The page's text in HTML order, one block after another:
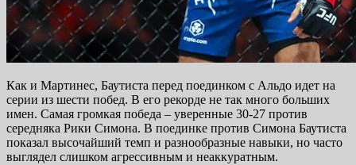
Как и Мартинес, Баутиста перед поединком с Альдо идет на
серии из шести побед. В его рекорде не так много больших
имен. Самая громкая победа – уверенные 30-27 против
середняка Рики Симона. В поединке против Симона Баутиста
показал высочайший темп и разнообразные навыки, но часто
выглядел слишком агрессивным и неаккуратным.